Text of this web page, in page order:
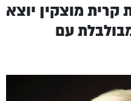
קרית מוצקין יוצא
עם